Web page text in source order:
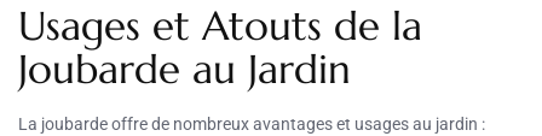
Usages et Atouts de la
Joubarde au Jardin
La joubarde offre de nombreux avantages et usages au jardin :